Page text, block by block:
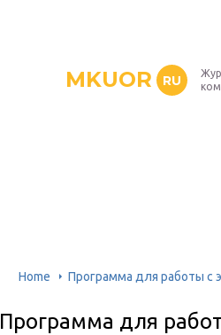
MKUOR RU
Home Программа для работы с
Программа для